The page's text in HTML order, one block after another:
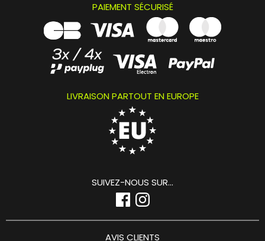
PAIEMENT SÉCURISÉ
LIVRAISON PARTOUT EN EUROPE
SUIVEZ-NOUS SUR...
AVIS CLIENTS